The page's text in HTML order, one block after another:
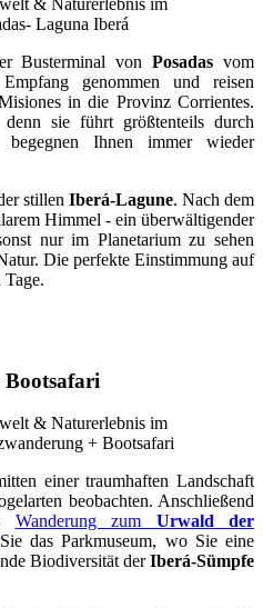
Busterminal vonPosadas vom
genommen und reisen
in die Provinz Corrientes.
sie führt größtenteils durch
begegnen Ihnen immer wieder
stillen Iberá‑Lagune. Nach dem
Himmel - ein überwältigender
nur im Planetarium zu sehen
Die perfekte Einstimmung auf
Tage.
einer traumhaften Landschaft
beobachten. Anschließend
Wanderung zum Urwald der
das Parkmuseum, wo Sie eine
Biodiversität derIberá‑Sümpfe